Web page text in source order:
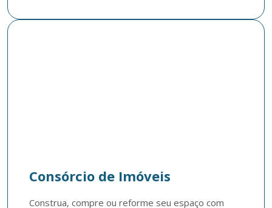
Consórcio de Imóveis
Construa, compre ou reforme seu espaço com